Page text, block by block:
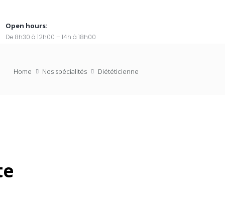
Open hours:
De 8h30 à 12h00 – 14h à 18h00
Home Nos spécialités Diététicienne